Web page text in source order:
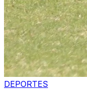
DEPORTES